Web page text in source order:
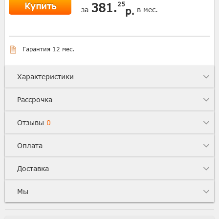
Купить за 381. 25
р. в мес.
Гарантия 12 мес.
Характеристики
Рассрочка
Отзывы 0
Оплата
Доставка
Мы